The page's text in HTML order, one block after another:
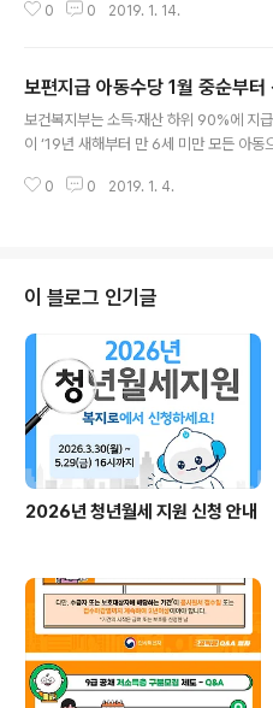
동안 비급여로 운영되어왔던 난임부부의
에 대한 난임 치료비용 부담 완화를 위해
아)에 한해 비급여 비용을 지원해 왔으나
대상과 내용을 확대하기로 하였다고 합니
다. (지원대상) 기준중위소득
0 0 2019. 1. 14.
보편지급 아동수당 1월 중순부터
보건복지부는 소득·재산 하위 90%에 지
이 ‘19년 새해부터 만 6세 미만 모든 아동
존에 아동수당을 신청했으나 소득·재산 기
이 없는 아동이라면 직접 신청해야 아동수
습니다. 아동수당 신청은 읍면동 주민센터
복지로 홈페이지(www.bokjiro.go.kr)
리케이션(APP)을 통해 온라인으로 신청
’19.1.31 기준 만 6세 미만인 ’13.2월 이
당 신청가능 ..
0 0 2019. 1. 4.
이 블로그 인기글
2026년 청년월세 지원 신청 안내